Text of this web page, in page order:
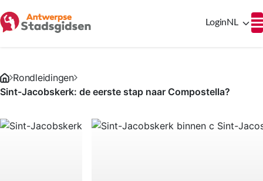
LoginNL
Rondleidingen
Sint-Jacobskerk: de eerste stap naar Compostella?